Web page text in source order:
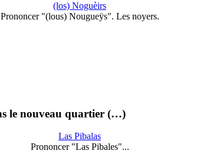
(los) Noguèirs
Prononcer "(lous) Nougueÿs". Les noyers.
le nouveau quartier (…)
Las Pibalas
Prononcer "Las Pibales"...